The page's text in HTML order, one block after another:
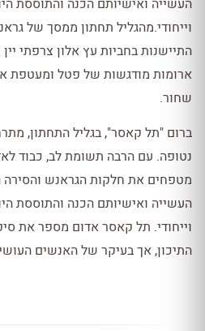
העשייה ואישיותם הכנה והתוססת
התיישנות בחביות עץ אלון צרפתי
ארומות מודגשות של פטל ומעטפת
שחור.
ברום "תל קאסר", בגליל התחתון,
נטופה. עם הרבה תשומת לב, כבוד
מטפחים את חלקות הגראנש והסירה
העשייה ואישיותם הכנה והתוססת
וייחודי. תל קאסר אדום מספר את
התיכון, אך בעיקר של האנשים